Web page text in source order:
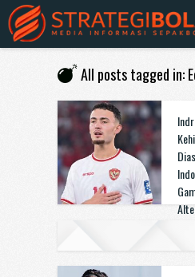
All posts tagged in: